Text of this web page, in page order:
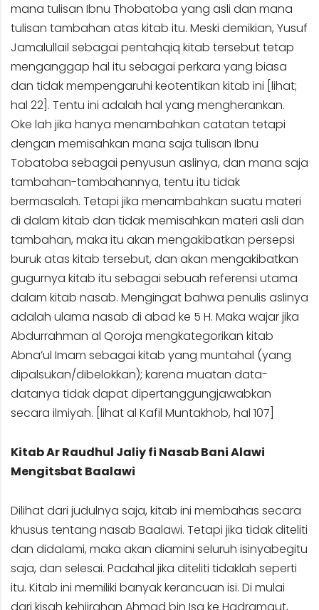
mana tulisan Ibnu Thobatoba yang asli dan mana
tulisan tambahan atas kitab itu. Meski demikian, Yusuf
Jamalullail sebagai pentahqiq kitab tersebut tetap
menganggap hal itu sebagai perkara yang biasa
dan tidak mempengaruhi keotentikan kitab ini [lihat;
hal 22]. Tentu ini adalah hal yang mengherankan.
Oke lah jika hanya menambahkan catatan tetapi
dengan memisahkan mana saja tulisan Ibnu
Tobatoba sebagai penyusun aslinya, dan mana saja
tambahan-tambahannya, tentu itu tidak
bermasalah. Tetapi jika menambahkan suatu materi
di dalam kitab dan tidak memisahkan materi asli dan
tambahan, maka itu akan mengakibatkan persepsi
buruk atas kitab tersebut, dan akan mengakibatkan
gugurnya kitab itu sebagai sebuah referensi utama
dalam kitab nasab. Mengingat bahwa penulis aslinya
adalah ulama nasab di abad ke 5 H. Maka wajar jika
Abdurrahman al Qoroja mengkategorikan kitab
Abna’ul Imam sebagai kitab yang muntahal (yang
dipalsukan/dibelokkan); karena muatan data-
datanya tidak dapat dipertanggungjawabkan
secara ilmiyah. [lihat al Kafil Muntakhob, hal 107]
Kitab Ar Raudhul Jaliy fi Nasab Bani Alawi
Mengitsbat Baalawi
Dilihat dari judulnya saja, kitab ini membahas secara
khusus tentang nasab Baalawi. Tetapi jika tidak diteliti
dan didalami, maka akan diamini seluruh isinyabegitu
saja, dan selesai. Padahal jika diteliti tidaklah seperti
itu. Kitab ini memiliki banyak kerancuan isi. Di mulai